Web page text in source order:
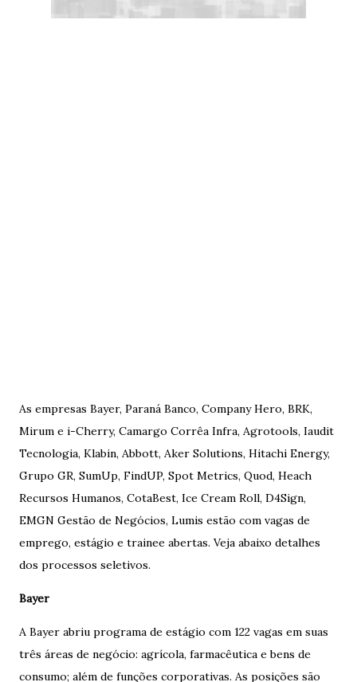
As empresas Bayer, Paraná Banco, Company Hero, BRK,
Mirum e i-Cherry, Camargo Corrêa Infra, Agrotools, Iaudit
Tecnologia, Klabin, Abbott, Aker Solutions, Hitachi Energy,
Grupo GR, SumUp, FindUP, Spot Metrics, Quod, Heach
Recursos Humanos, CotaBest, Ice Cream Roll, D4Sign,
EMGN Gestão de Negócios, Lumis estão com vagas de
emprego, estágio e trainee abertas. Veja abaixo detalhes
dos processos seletivos.
Bayer
A Bayer abriu programa de estágio com 122 vagas em suas
três áreas de negócio: agrícola, farmacêutica e bens de
consumo; além de funções corporativas. As posições são